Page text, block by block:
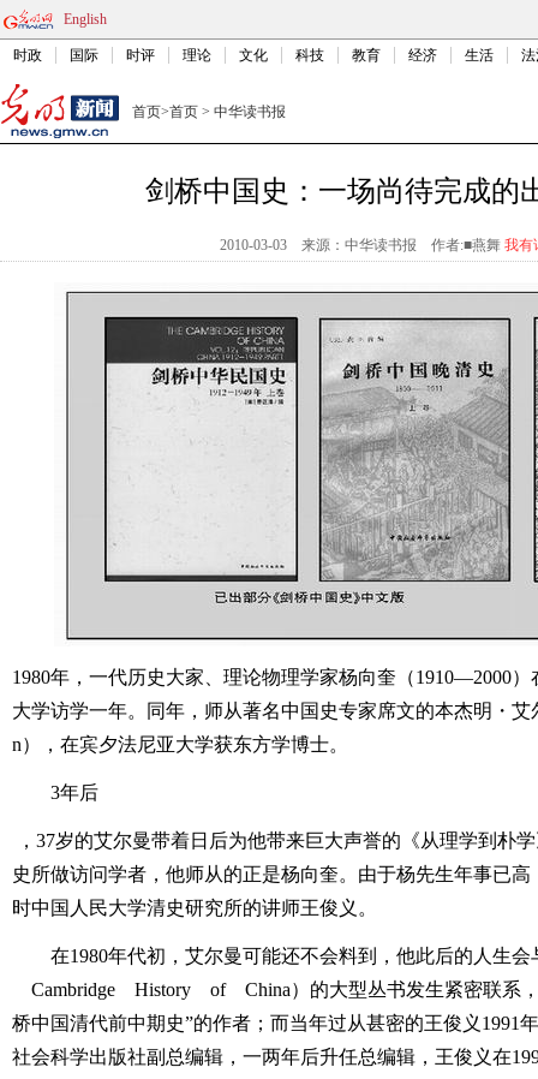
English
时政 国际 时评 理论 文化 科技 教育 经济 生活
首页>首页 > 中华读书报
剑桥中国史：一场尚待完成的
2010-03-03 来源：中华读书报 作者:■燕舞 我有
1980年，一代历史大家、理论物理学家杨向奎（1910―2000
大学访学一年。同年，师从著名中国史专家席文的本杰明・
n），在宾夕法尼亚大学获东方学博士。
3年后
，37岁的艾尔曼带着日后为他带来巨大声誉的《从理学到朴
史所做访问学者，他师从的正是杨向奎。由于杨先生年事已
时中国人民大学清史研究所的讲师王俊义。
在1980年代初，艾尔曼可能还不会料到，他此后的人生会
Cambridge History of China）的大型丛书发生紧密联系，
桥中国清代前中期史”的作者；而当年过从甚密的王俊义1991
社会科学出版社副总编辑，一两年后升任总编辑，王俊义在